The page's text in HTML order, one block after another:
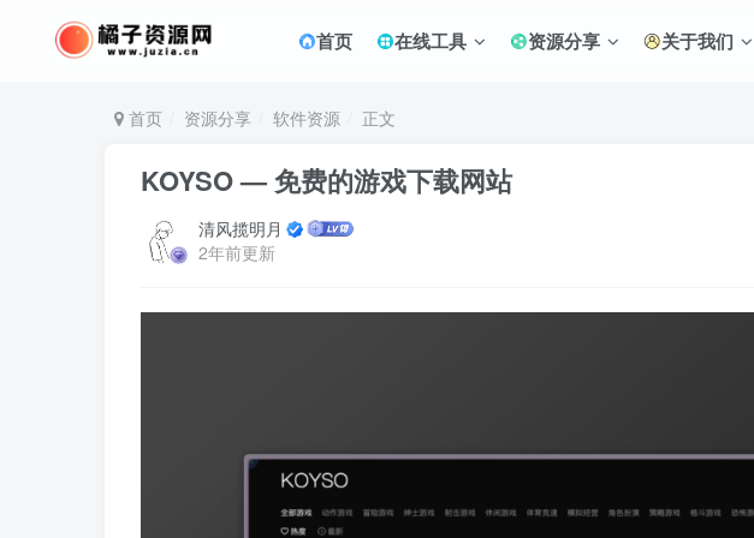
首页 在线工具 资源分享 关于我们
首页 资源分享 软件资源 正文
KOYSO — 免费的游戏下载网站
清风揽明月
2年前更新